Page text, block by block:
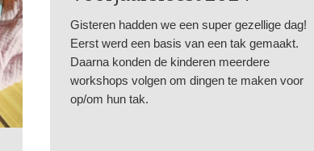
Gisteren hadden we een super gezellige dag!
Eerst werd een basis van een tak gemaakt.
Daarna konden de kinderen meerdere
workshops volgen om dingen te maken voor
op/om hun tak.